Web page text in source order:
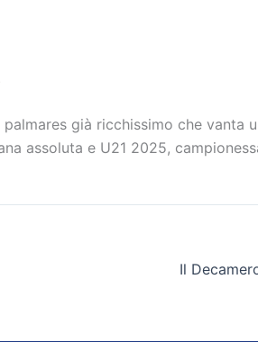
già ricchissimo che vanta
assoluta e U21 2025,
Il